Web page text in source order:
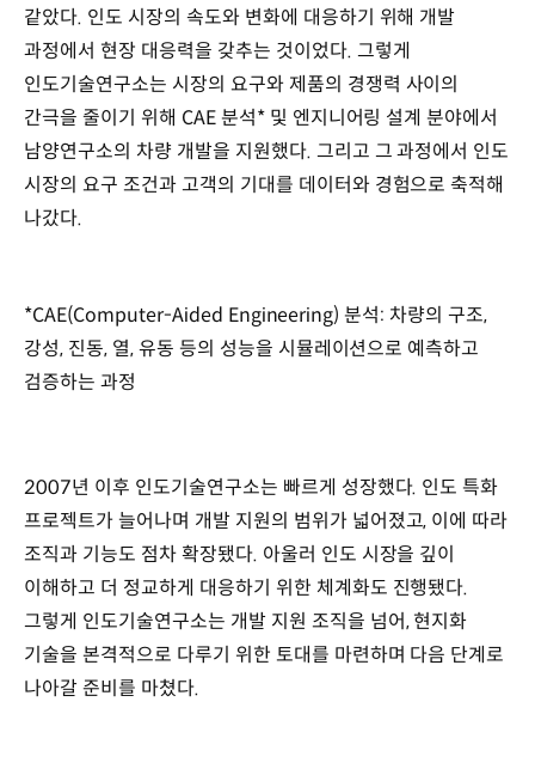
같았다. 인도 시장의 속도와 변화에 대응하기 위해 개발
과정에서 현장 대응력을 갖추는 것이었다. 그렇게
인도기술연구소는 시장의 요구와 제품의 경쟁력 사이의
간극을 줄이기 위해 CAE 분석* 및 엔지니어링 설계 분야에서
남양연구소의 차량 개발을 지원했다. 그리고 그 과정에서 인도
시장의 요구 조건과 고객의 기대를 데이터와 경험으로 축적해
나갔다.
*CAE(Computer-Aided Engineering) 분석: 차량의 구조,
강성, 진동, 열, 유동 등의 성능을 시뮬레이션으로 예측하고
검증하는 과정
2007년 이후 인도기술연구소는 빠르게 성장했다. 인도 특화
프로젝트가 늘어나며 개발 지원의 범위가 넓어졌고, 이에 따라
조직과 기능도 점차 확장됐다. 아울러 인도 시장을 깊이
이해하고 더 정교하게 대응하기 위한 체계화도 진행됐다.
그렇게 인도기술연구소는 개발 지원 조직을 넘어, 현지화
기술을 본격적으로 다루기 위한 토대를 마련하며 다음 단계로
나아갈 준비를 마쳤다.